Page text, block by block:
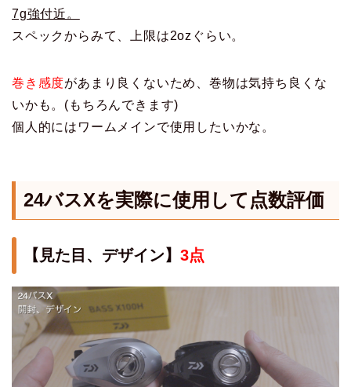
7g強付近。
スペックからみて、上限は2ozぐらい。
巻き感度があまり良くないため、巻物は気持ち良くな
いかも。(もちろんできます)
個人的にはワームメインで使用したいかな。
24バスXを実際に使用して点数評価
【見た目、デザイン】 3点